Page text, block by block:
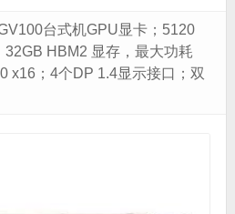
台式机GPU显卡；5120
HBM2 显存，最大功耗
x16；4个DP 1.4显示接口；双